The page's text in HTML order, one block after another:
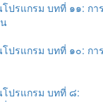
ปรแกรม บทที่ ๑๑: กา
ปรแกรม บทที่ ๑๐: กา
โปรแกรม บทที่ ๘: